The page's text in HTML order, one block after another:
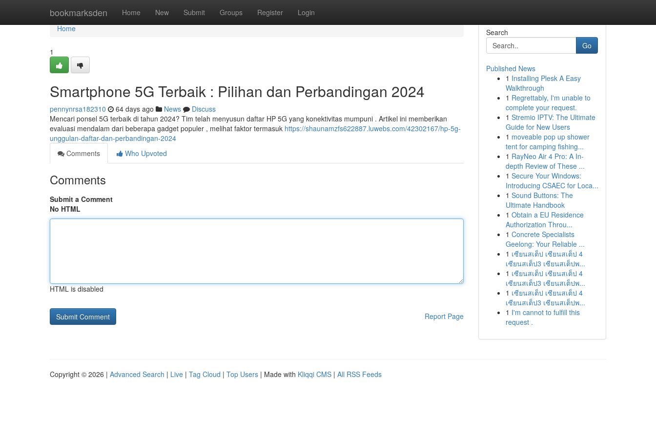
bookmarksden Home New Submit Groups Register Login
Home
Home
1
Smartphone 5G Terbaik : Pilihan dan Perbandingan 2024
pennynrsa182310 64 days ago News
Discuss
Mencari ponsel 5G terbaik di tahun 2024? Tim telah menyusun daftar HP 5G yang konektivitas mumpuni . Artikel ini memberikan
evaluasi mendalam dari beberapa gadget populer , melihat faktor termasuk https://shaunamzfs622887.luwebs.com/42302167/hp-5g-
unggulan-daftar-dan-perbandingan-2024
Comments
Who Upvoted
Comments
Submit a Comment
No HTML
HTML is disabled
Report Page
Search
Go
Published News
1 Installing Plesk A Easy
Walkthrough
1 Regrettably, I'm unable to
complete your request.
1 Stremio IPTV: The Ultimate
Guide for New Users
1 moveable pop up shower
tent for camping fishing...
1 RayNeo Air 4 Pro: A In-
depth Review of These ...
1 Secure Your Windows:
Introducing CSAEC for Loca...
1 Sound Buttons: The
Ultimate Handbook
1 Obtain a EU Residence
Authorization Throu...
1 Concrete Specialists
Geelong: Your Reliable ...
1 เซียนสเต็ป เซียนสเต็ป 4
เซียนสเต็ป3 เซียนสเต็ปพ...
1 เซียนสเต็ป เซียนสเต็ป 4
เซียนสเต็ป3 เซียนสเต็ปพ...
1 เซียนสเต็ป เซียนสเต็ป 4
เซียนสเต็ป3 เซียนสเต็ปพ...
1 I'm cannot to fulfill this
request .
Copyright © 2026 | Advanced Search | Live | Tag Cloud | Top Users | Made with Kliqqi CMS | All RSS Feeds